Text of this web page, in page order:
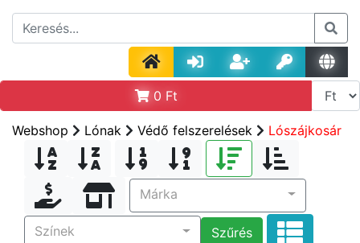
0 Ft
Webshop Lónak Védő felszerelések Lószájkosár
Márka
Színek Szűrés